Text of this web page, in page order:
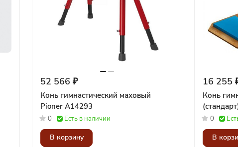
52 566 ₽
Конь гимнастический маховый
Pioner A14293
0 Есть в наличии
В корзину
16 255
Конь
0
В